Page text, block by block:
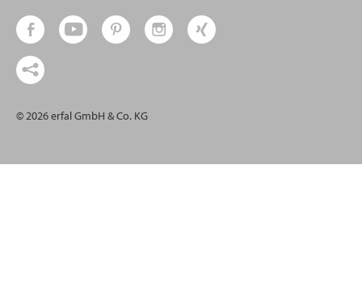
© 2026 erfal GmbH & Co. KG